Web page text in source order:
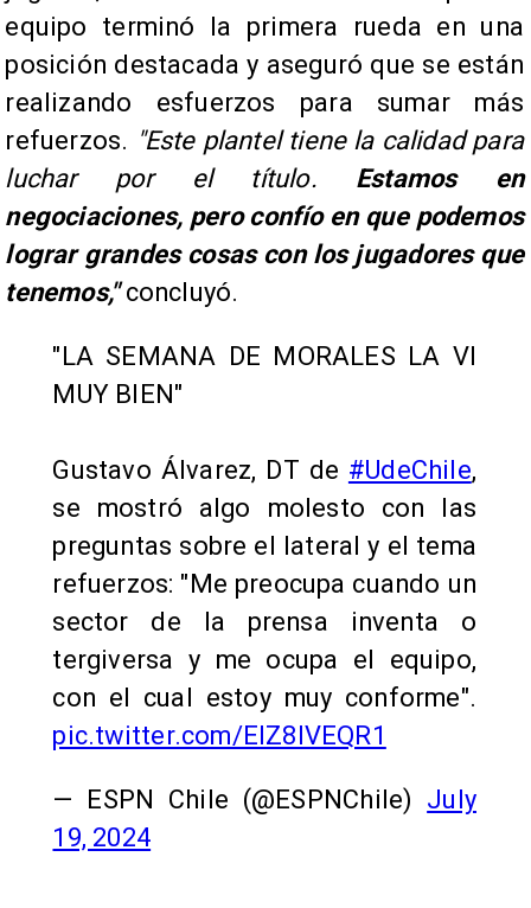
equipo terminó la primera rueda en una
posición destacada y aseguró que se están
realizando esfuerzos para sumar más
refuerzos. "Este plantel tiene la calidad para
luchar por el título. Estamos en
negociaciones, pero confío en que podemos
lograr grandes cosas con los jugadores que
tenemos,"concluyó.
"LA SEMANA DE MORALES LA VI
MUY BIEN"
Gustavo Álvarez, DT de #UdeChile,
se mostró algo molesto con las
preguntas sobre el lateral y el tema
refuerzos: "Me preocupa cuando un
sector de la prensa inventa o
tergiversa y me ocupa el equipo,
con el cual estoy muy conforme".
pic.twitter.com/ElZ8lVEQR1
— ESPN Chile (@ESPNChile) July
19, 2024